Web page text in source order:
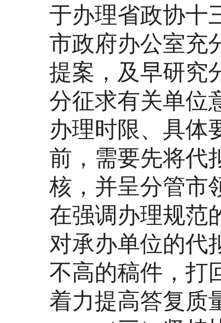
于办理省政协十
市政府办公室充
提案，及早研究
分征求有关单位
办理时限、具体
前，需要先将代
核，并呈分管市
在强调办理规范
对承办单位的代
不高的稿件，打
着力提高答复质